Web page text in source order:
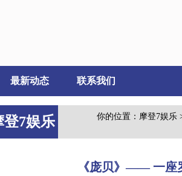
最新动态 联系我们
登7娱乐 你的位置： 摩登7娱乐
《庞贝》—— 一座